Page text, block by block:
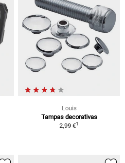
Louis
Tampas decorativas
2,99 €1